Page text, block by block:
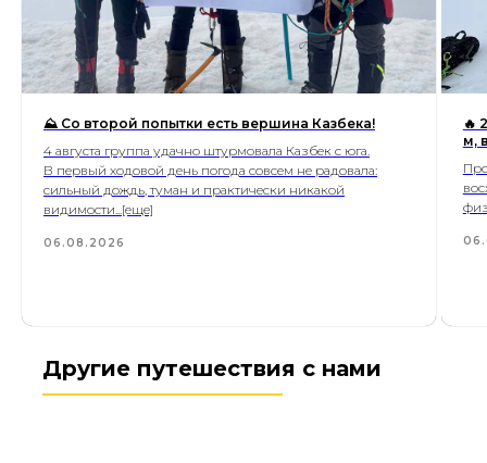
⛰ Со второй попытки есть вершина Казбека!
4 августа группа удачно штурмовала Казбек с юга.
В первый ходовой день погода совсем не радовала:
сильный дождь, туман и практически никакой
видимости...[еще]
06.08.2026
🔥
м,
Другие путешествия с нами